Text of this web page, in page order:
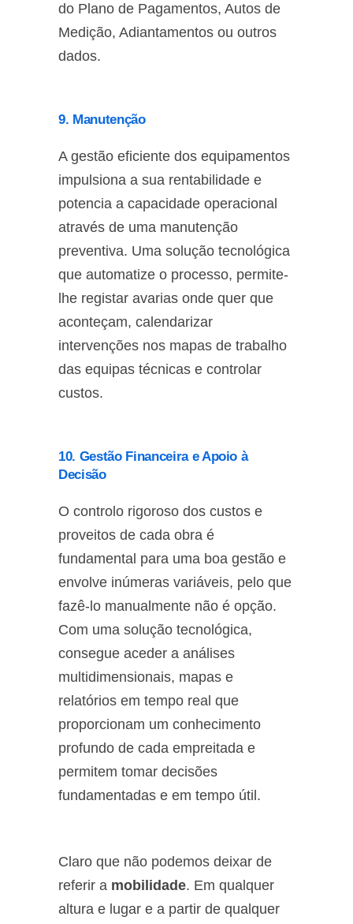
do Plano de Pagamentos, Autos de
Medição, Adiantamentos ou outros
dados.
9. Manutenção
A gestão eficiente dos equipamentos
impulsiona a sua rentabilidade e
potencia a capacidade operacional
através de uma manutenção
preventiva. Uma solução tecnológica
que automatize o processo, permite-
lhe registar avarias onde quer que
aconteçam, calendarizar
intervenções nos mapas de trabalho
das equipas técnicas e controlar
custos.
10. Gestão Financeira e Apoio à
Decisão
O controlo rigoroso dos custos e
proveitos de cada obra é
fundamental para uma boa gestão e
envolve inúmeras variáveis, pelo que
fazê-lo manualmente não é opção.
Com uma solução tecnológica,
consegue aceder a análises
multidimensionais, mapas e
relatórios em tempo real que
proporcionam um conhecimento
profundo de cada empreitada e
permitem tomar decisões
fundamentadas e em tempo útil.
Claro que não podemos deixar de
referir a mobilidade. Em qualquer
altura e lugar e a partir de qualquer